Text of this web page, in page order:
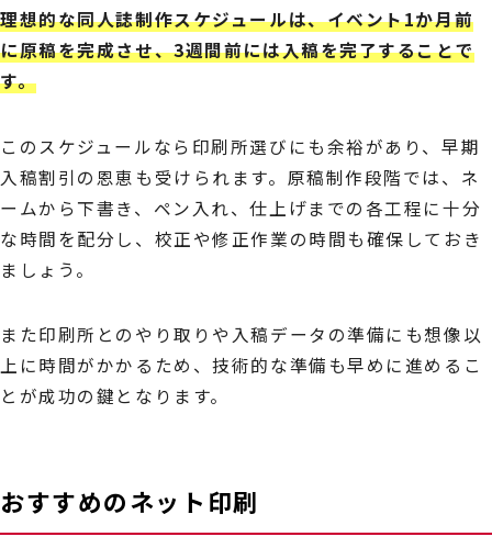
理想的な同人誌制作スケジュールは、イベント1か月前
に原稿を完成させ、3週間前には入稿を完了することで
す。
このスケジュールなら印刷所選びにも余裕があり、早期
入稿割引の恩恵も受けられます。原稿制作段階では、ネ
ームから下書き、ペン入れ、仕上げまでの各工程に十分
な時間を配分し、校正や修正作業の時間も確保しておき
ましょう。
また印刷所とのやり取りや入稿データの準備にも想像以
上に時間がかかるため、技術的な準備も早めに進めるこ
とが成功の鍵となります。
おすすめのネット印刷